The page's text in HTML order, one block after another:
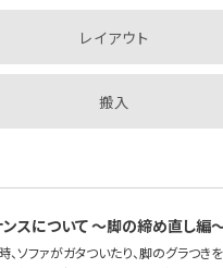
レイアウト
搬入
ンスについて 〜脚の締め直し編
、ソファがガタついたり、脚のグラつ